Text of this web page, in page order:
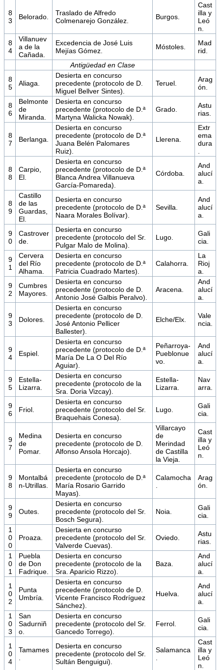
8
3
Belorado.
Traslado de Alfredo
Colmenarejo González.
Burgos.
Cast
illa y
Leó
n.
8
4
Villanuev
a de la
Cañada.
Excedencia de José Luis
Mejías Gómez.
Móstoles.
Mad
rid.
Antigüedad en Clase
8
5
Aliaga.
Desierta en concurso
precedente (protocolo de D.
Miguel Bellver Sintes).
Teruel.
Arag
ón.
8
6
Belmonte
de
Miranda.
Desierta en concurso
precedente (protocolo de D.ª
Martyna Walicka Nowak).
Grado.
Astu
rias.
8
7
Berlanga.
Desierta en concurso
precedente (protocolo de D.ª
Juana Belén Palomares
Ruiz).
Llerena.
Extr
ema
dura
8
8
Carpio,
El.
Desierta en concurso
precedente (protocolo de D.ª
Blanca Andrea Villanueva
García-Pomareda).
Córdoba.
And
alucí
a.
8
9
Castillo
de las
Guardas,
El.
Desierta en concurso
precedente (protocolo de D.ª
Naara Morales Bolívar).
Sevilla.
And
alucí
a.
9
0
Castrover
de.
Desierta en concurso
precedente (protocolo del Sr.
Pulgar Malo de Molina).
Lugo.
Gali
cia.
9
1
Cervera
del Río
Alhama.
Desierta en concurso
precedente (protocolo de D.ª
Patricia Cuadrado Martes).
Calahorra.
La
Rioj
a.
9
2
Cumbres
Mayores.
Desierta en concurso
precedente (protocolo de D.
Antonio José Galbis Peralvo).
Aracena.
And
alucí
a.
9
3
Dolores.
Desierta en concurso
precedente (protocolo de D.
José Antonio Pellicer
Ballester).
Elche/Elx.
Vale
ncia.
9
4
Espiel.
Desierta en concurso
precedente (protocolo de D.ª
María De La O Del Río
Aguiar).
Peñarroya-
Pueblonue
vo.
And
alucí
a.
9
5
Estella-
Lizarra.
Desierta en concurso
precedente (protocolo de la
Sra. Doria Vizcay).
Estella-
Lizarra.
Nav
arra.
9
6
Friol.
Desierta en concurso
precedente (protocolo del Sr.
Braquehais Conesa).
Lugo.
Gali
cia.
9
7
Medina
de
Pomar.
Desierta en concurso
precedente (protocolo de D.
Alfonso Ansola Horcajo).
Villarcayo
de
Merindad
de Castilla
la Vieja.
Cast
illa y
Leó
n.
9
8
Montalbá
n-Utrillas.
Desierta en concurso
precedente (protocolo de D.ª
María Rosario Garrido
Mayas).
Calamocha
Arag
ón.
9
9
Outes.
Desierta en concurso
precedente (protocolo del Sr.
Bosch Segura).
Noia.
Gali
cia.
1
0
0
Proaza.
Desierta en concurso
precedente (protocolo del Sr.
Valverde Cuevas).
Oviedo.
Astu
rias.
1
0
1
Puebla
de Don
Fadrique.
Desierta en concurso
precedente (protocolo de la
Sra. Aparicio Rizzo).
Baza.
And
alucí
a.
1
0
2
Punta
Umbría.
Desierta en concurso
precedente (protocolo de D.
Vicente Francisco Rodríguez
Sánchez).
Huelva.
And
alucí
a.
1
0
3
San
Sadurniñ
o.
Desierta en concurso
precedente (protocolo del Sr.
Gancedo Torrego).
Ferrol.
Gali
cia.
1
0
4
Tamames
Desierta en concurso
precedente (protocolo del Sr.
Sultán Benguigui).
Salamanca
Cast
illa y
Leó
n.